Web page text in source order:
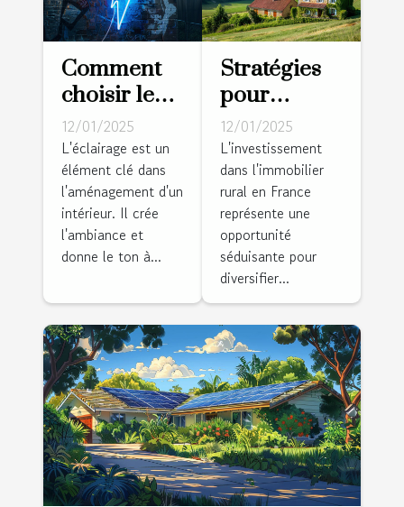
Comment
choisir le
parfait
néon mural
pour
dynamiser
votre
intérieur
12/01/2025
L'éclairage est un
élément clé dans
l'aménagement d'un
intérieur. Il crée
l'ambiance et
donne le ton à...
Stratégies
pour
investir
dans
l'immobilier
rural en
France
12/01/2025
L'investissement
dans l'immobilier
rural en France
représente une
opportunité
séduisante pour
diversifier...